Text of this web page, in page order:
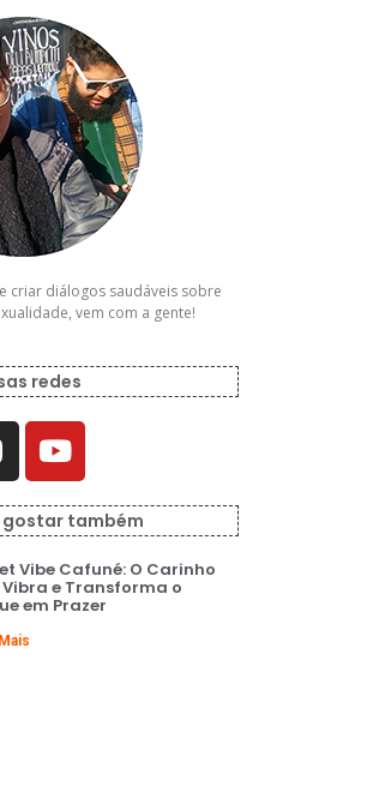
criar diálogos saudáveis sobre
vem com a gente!
redes
também
Vibe Cafuné: O Carinho
Vibra e Transforma o
em Prazer